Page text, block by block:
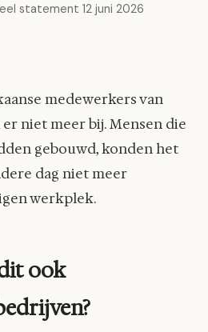
statement 12 juni 2026
medewerkers van
niet meer bij. Mensen die
gebouwd, konden het
dag niet meer
werkplek.
ook